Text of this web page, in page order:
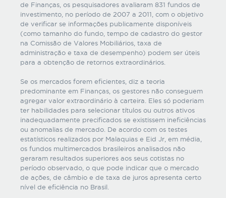
de Finanças, os pesquisadores avaliaram 831 fundos de
investimento, no período de 2007 a 2011, com o objetivo
de verificar se informações publicamente disponíveis
(como tamanho do fundo, tempo de cadastro do gestor
na Comissão de Valores Mobiliários, taxa de
administração e taxa de desempenho) podem ser úteis
para a obtenção de retornos extraordinários.
Se os mercados forem eficientes, diz a teoria
predominante em Finanças, os gestores não conseguem
agregar valor extraordinário à carteira. Eles só poderiam
ter habilidades para selecionar títulos ou outros ativos
inadequadamente precificados se existissem ineficiências
ou anomalias de mercado. De acordo com os testes
estatísticos realizados por Malaquias e Eid Jr, em média,
os fundos multimercados brasileiros analisados não
geraram resultados superiores aos seus cotistas no
período observado, o que pode indicar que o mercado
de ações, de câmbio e de taxa de juros apresenta certo
nível de eficiência no Brasil.